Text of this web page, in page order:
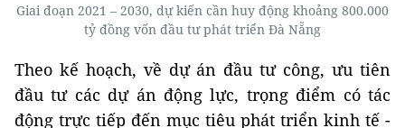
Giai đoạn 2021 – 2030, dự kiến cần huy động khoảng 800.000
tỷ đồng vốn đầu tư phát triển Đà Nẵng
Theo kế hoạch, về dự án đầu tư công, ưu tiên
đầu tư các dự án động lực, trọng điểm có tác
động trực tiếp đến mục tiêu phát triển kinh tế -